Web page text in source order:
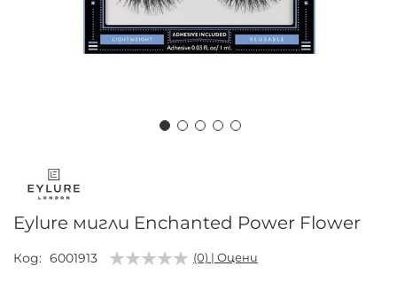
началото
галерия
със
Eylure мигли Enchanted Power Flower
Код 6001913 (0) | Оцени